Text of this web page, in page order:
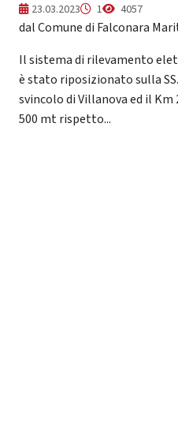
23.03.2023 1 4057
dal Comune di Falconara
Il sistema di rilevamento
è stato riposizionato sulla
svincolo di Villanova ed il
500 mt rispetto...